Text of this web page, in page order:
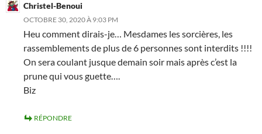
Christel-Benoui
OCTOBRE 30, 2020 À 9:03 PM
Heu comment dirais-je… Mesdames les sorcières, les
rassemblements de plus de 6 personnes sont interdits !!!!
On sera coulant jusque demain soir mais après c’est la
prune qui vous guette….
Biz
RÉPONDRE